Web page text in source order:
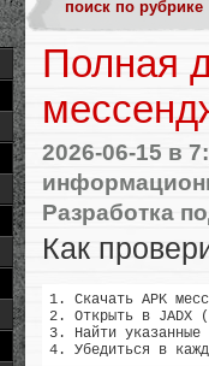
Полная
2026-06-15 в
Разработка
Как
1. Скачать APK
2. Открыть в
3. Найти указанные